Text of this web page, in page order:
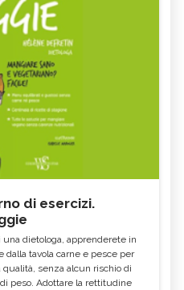
di esercizi.
dietologa, apprenderete in
dalla tavola carne e pesce per
senza alcun rischio di
peso. Adottare la rettitudine